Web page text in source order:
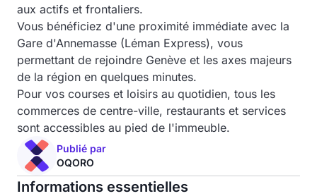
aux actifs et frontaliers.
Vous bénéficiez d'une proximité immédiate avec la
Gare d'Annemasse (Léman Express), vous
permettant de rejoindre Genève et les axes majeurs
de la région en quelques minutes.
Pour vos courses et loisirs au quotidien, tous les
commerces de centre-ville, restaurants et services
sont accessibles au pied de l'immeuble.
Publié par
OQORO
Informations essentielles